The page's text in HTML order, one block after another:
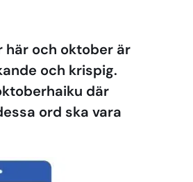
här och oktober är
och krispig.
där
ord ska vara